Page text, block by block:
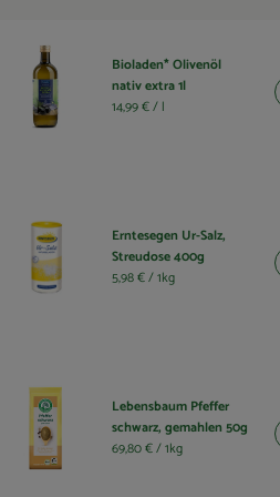
ändern
Bioladen* Olivenöl
nativ extra 1l
14,99 € / l
ändern
Erntesegen Ur-Salz,
Streudose 400g
5,98 € /1kg
ändern
Lebensbaum Pfeffer
schwarz, gemahlen 50g
69,80 € /1kg